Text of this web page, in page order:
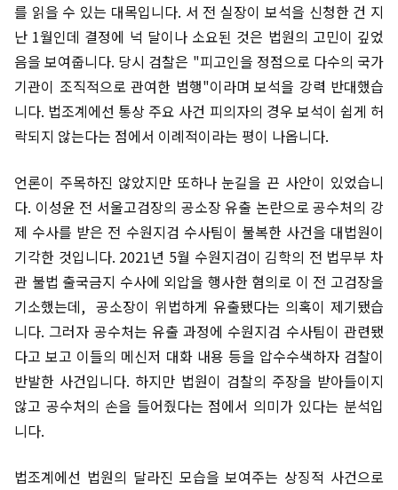
를 읽을 수 있는 대목입니다. 서 전 실장이 보석을 신청한 건 지
난 1월인데 결정에 넉 달이나 소요된 것은 법원의 고민이 깊었
음을 보여줍니다. 당시 검찰은 "피고인을 정점으로 다수의 국가
기관이 조직적으로 관여한 범행"이라며 보석을 강력 반대했습
니다. 법조계에선 통상 주요 사건 피의자의 경우 보석이 쉽게 허
락되지 않는다는 점에서 이례적이라는 평이 나옵니다.
언론이 주목하진 않았지만 또하나 눈길을 끈 사안이 있었습니
다. 이성윤 전 서울고검장의 공소장 유출 논란으로 공수처의 강
제 수사를 받은 전 수원지검 수사팀이 불복한 사건을 대법원이
기각한 것입니다. 2021년 5월 수원지검이 김학의 전 법무부 차
관 불법 출국금지 수사에 외압을 행사한 혐의로 이 전 고검장을
기소했는데, 공소장이 위법하게 유출됐다는 의혹이 제기됐습
니다. 그러자 공수처는 유출 과정에 수원지검 수사팀이 관련됐
다고 보고 이들의 메신저 대화 내용 등을 압수수색하자 검찰이
반발한 사건입니다. 하지만 법원이 검찰의 주장을 받아들이지
않고 공수처의 손을 들어줬다는 점에서 의미가 있다는 분석입
니다.
법조계에선 법원의 달라진 모습을 보여주는 상징적 사건으로